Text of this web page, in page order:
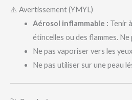
⚠️ Avertissement (YMYL)
Aérosol inflammable : Tenir
étincelles ou des flammes. Ne
Ne pas vaporiser vers les
Ne pas utiliser sur une peau